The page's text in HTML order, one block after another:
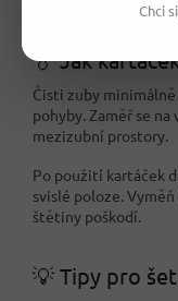
💧 Jak
Čisti zuby
pohyby. Zaměř se
mezizubní prostory.
Po použití kartáček
svislé poloze.
štětiny poškodí.
💡 Tipy pro